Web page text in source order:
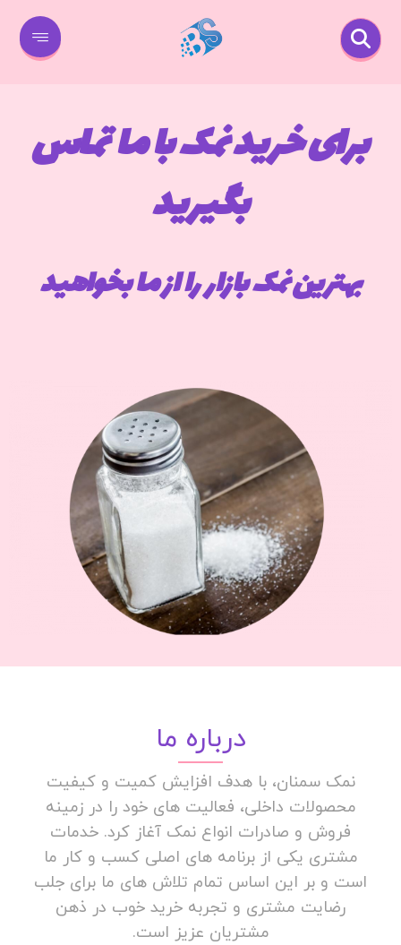
برای خرید نمک با ما تماس
بگیرید
بهترین نمک بازار را از ما بخواهید
درباره ما
نمک سمنان، با هدف افزایش کمیت و کیفیت
محصولات داخلی، فعالیت های خود را در زمینه
فروش و صادرات انواع نمک آغاز کرد. خدمات
مشتری یکی از برنامه های اصلی کسب و کار ما
است و بر این اساس تمام تلاش های ما برای جلب
رضایت مشتری و تجربه خرید خوب در ذهن
مشتریان عزیز است.